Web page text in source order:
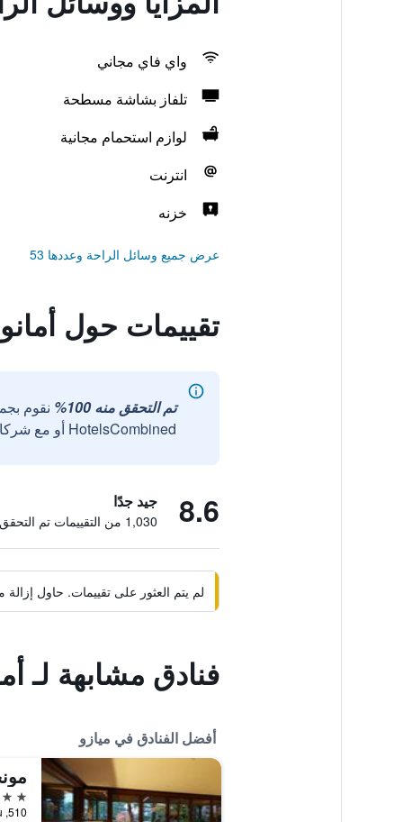
واي فاي مجاني
تلفاز بشاشة مسطحة
لوازم استحمام مجانية
انترنت
خزنه
عرض جميع وسائل الراحة وعددها 53
تقييمات حول
تم التحقق منه 100%
نقوم
HotelsCombined أو مع شركائنا الخارجيين الموثوقين.
8.6 جيد جدًا
1,030 من التقييمات تم التحقق منها
لم يتم العثور على تقييمات. حاول
فنادق مشابهة لـ
أفضل الفنادق في ميازو
4 نجوم
510, Monju, ميازو, اليابان